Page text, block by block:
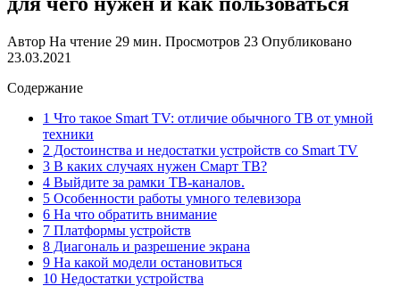
Автор На чтение 29 мин. Просмотров 23 Опубликовано
23.03.2021
Содержание
1 Что такое Smart TV: отличие обычного ТВ от умной
техники
2 Достоинства и недостатки устройств со Smart TV
3 В каких случаях нужен Смарт ТВ?
4 Выйдите за рамки ТВ-каналов.
5 Особенности работы умного телевизора
6 На что обратить внимание
7 Платформы устройств
8 Диагональ и разрешение экрана
9 На какой модели остановиться
10 Недостатки устройства